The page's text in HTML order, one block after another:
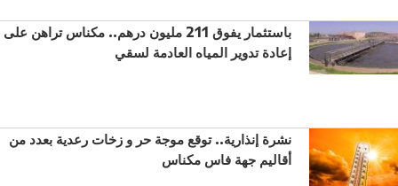
باستثمار يفوق 211 مليون درهم.. مكناس تراهن على
إعادة تدوير المياه العادمة لسقي
نشرة إنذارية.. توقع موجة حر و زخات رعدية بعدد من
أقاليم جهة فاس مكناس